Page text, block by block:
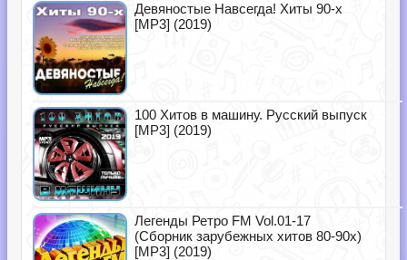
Девяностые Навсегда! Хиты 90-х
[MP3] (2019)
100 Хитов в машину. Русский выпуск
[MP3] (2019)
Легенды Ретро FM Vol.01-17
(Сборник зарубежных хитов 80-90х)
[MP3] (2019)